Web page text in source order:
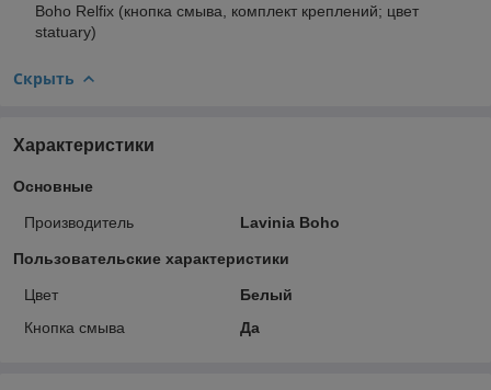
Boho Relfix (кнопка смыва, комплект креплений; цвет
statuary)
Скрыть
Характеристики
Основные
Производитель Lavinia Boho
Пользовательские характеристики
Цвет
Белый
Кнопка смыва
Да